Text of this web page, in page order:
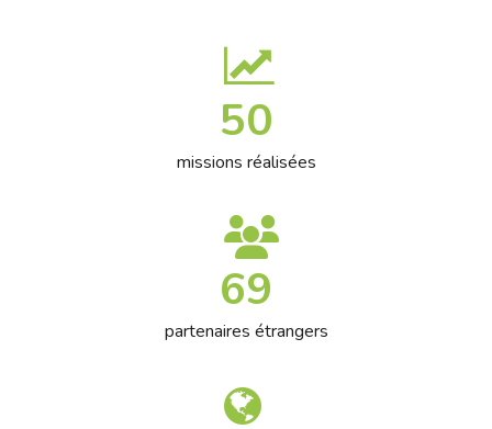
50
missions réalisées
69
partenaires étrangers